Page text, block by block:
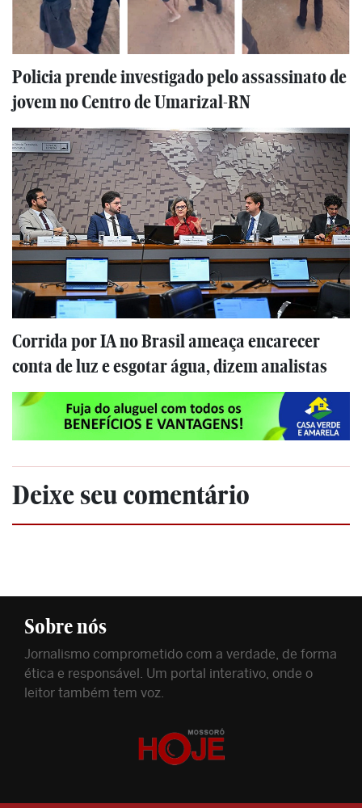
Policia prende investigado pelo assassinato de
jovem no Centro de Umarizal-RN
Corrida por IA no Brasil ameaça encarecer
conta de luz e esgotar água, dizem analistas
Deixe seu comentário
Sobre nós
Jornalismo comprometido com a verdade, de forma
ética e responsável. Um portal interativo, onde o
leitor também tem voz.